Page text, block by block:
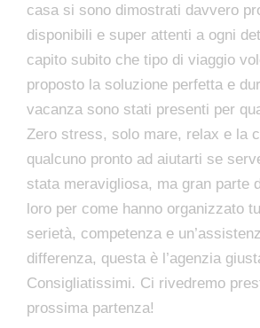
casa si sono dimostrati davvero
disponibili e super attenti a ogni
capito subito che tipo di viaggio
proposto la soluzione perfetta e
vacanza sono stati presenti per
Zero stress, solo mare, relax e la
qualcuno pronto ad aiutarti se
stata meravigliosa, ma gran parte
loro per come hanno organizzato
serietà, competenza e
differenza, questa è l’agenzia
Consigliatissimi. Ci rivedremo
prossima partenza!